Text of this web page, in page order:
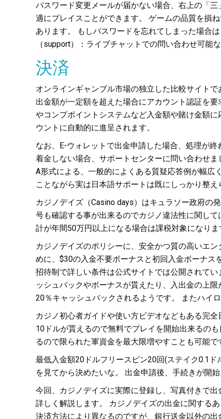
パスワード変更メールが届かない場合、右上の「
適にプレイスことができます。 ゲームの品質を損
あります。 もしパスワードを忘れてしまった場合
（support）：ライブチャットでの問い合わせ可能
決済
オンラインギャンブル市場の独立した比較サイト
出金額が一定額を超えた場合にアカウント認証を
やコンプポイントシステムなど入金額や賭け金額
ウントに自動的に進呈されます。
なお、E-ウォレットで出金申請した場合、処理が
着金しない場合、サポートセンターに問い合わせ
A形式による、一般的によくある質疑応答例が幅
ことながら実は日本語サポートは既にしっかり整え
カジノデイズ（Casino days）はキュラソー政府の
号も確認する事が出来るのでカジノ違法性に関し
計が年間50万円以上になる場合は課税対象になりま
カジノデイズのポリシーに、安全かつ質の高いエ
めに、$30の入金不要ボーナスと初回入金ボーナス
招待制で詳しい条件は公式サイトでは公開されて
ッシュバックやボーナスが貰えたり、入出金の上
20％キャッシュバックされるようです。 またハイ
カジノ初心者ガイドや使い方ビデオなどもある完
10ドルが貰えるので無料でプレイを開始出来るの
るので限られた軍資金を最大限増やすことも可能
最低入金額20ドルフリースピン20回(ステイク0.1
を見てから決めたいな。 出金申請後、手続きが開
今回、カジノデイズに実際に登録し、写真付きで
詳しく解説します。 カジノデイズの出金に関する
決済方法により異なるのですが、銀行送金以外の